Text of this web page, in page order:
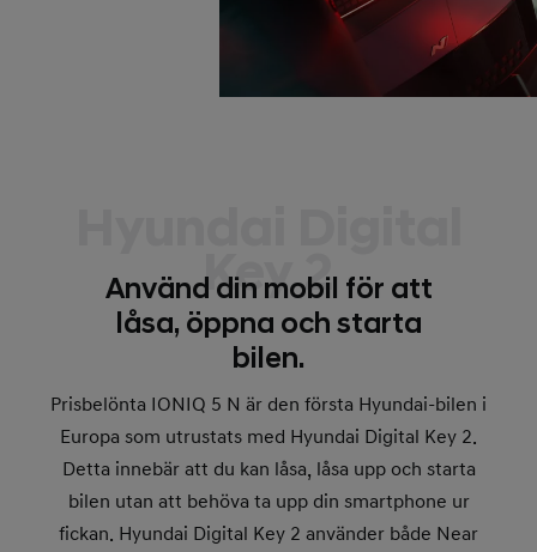
Key 2
Använd din mobil för att
låsa, öppna och starta
bilen.
Prisbelönta IONIQ 5 N är den första Hyundai-bilen i
Europa som utrustats med Hyundai Digital Key 2.
Detta innebär att du kan låsa, låsa upp och starta
bilen utan att behöva ta upp din smartphone ur
fickan. Hyundai Digital Key 2 använder både Near